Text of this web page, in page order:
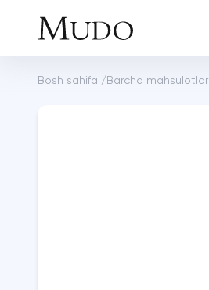
Bosh sahifa / Barcha mahsulotlar